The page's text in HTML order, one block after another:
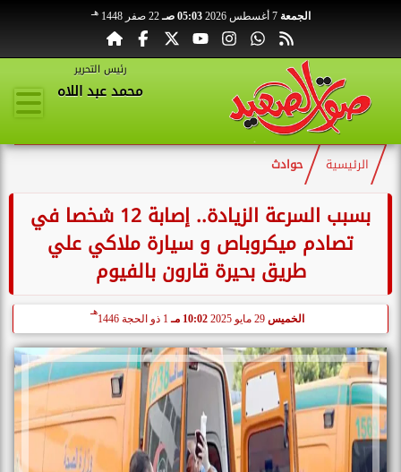
الجمعة 7 أغسطس 2026 05:03 صـ 22 صفر 1448 هـ
رئيس التحرير
محمد عبد اللاه
الرئيسية حوادث
بسبب السرعة الزيادة.. إصابة 12 شخصا في
تصادم ميكروباص و سيارة ملاكي علي
طريق بحيرة قارون بالفيوم
الخميس 29 مايو 2025 10:02 مـ 1 ذو الحجة 1446
هـ